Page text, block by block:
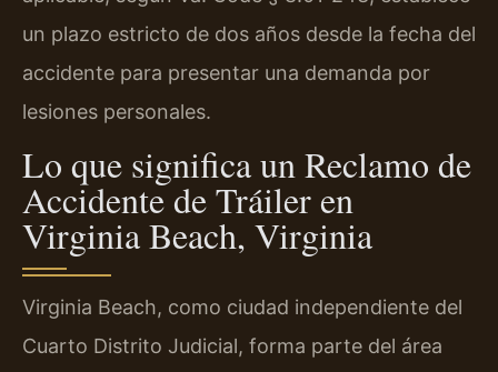
un plazo estricto de dos años desde la fecha del
accidente para presentar una demanda por
lesiones personales.
Lo que significa un Reclamo de
Accidente de Tráiler en
Virginia Beach, Virginia
Virginia Beach, como ciudad independiente del
Cuarto Distrito Judicial, forma parte del área